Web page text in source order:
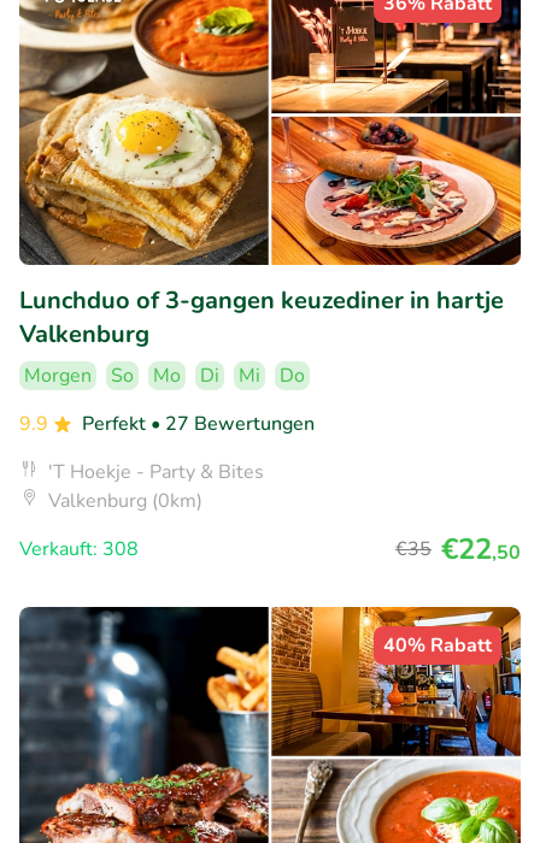
Lunchduo of 3-gangen keuzediner in hartje
Valkenburg
Morgen So Mo Di Mi
Do
9.9
Perfekt • 27 Bewertungen
'T Hoekje - Party & Bites
Valkenburg (0km)
Verkauft: 308
€35 €22,50
40% Rabatt